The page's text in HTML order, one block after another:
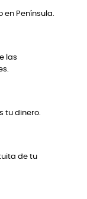
Península.
las
tu dinero.
de tu